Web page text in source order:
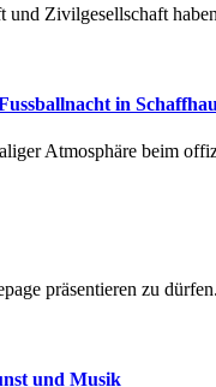
und Zivilgesellschaft
in
Atmosphäre beim
präsentieren zu
und Musik